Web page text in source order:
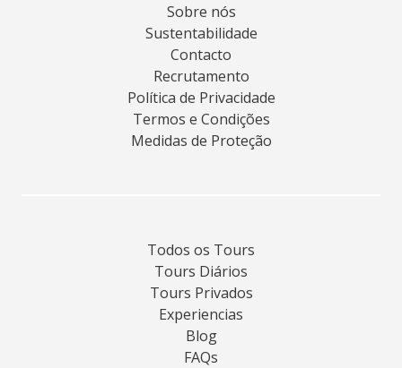
Sobre nós
Sustentabilidade
Contacto
Recrutamento
Política de Privacidade
Termos e Condições
Medidas de Proteção
Todos os Tours
Tours Diários
Tours Privados
Experiencias
Blog
FAQs